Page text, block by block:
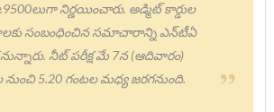
నిర్ణయించారు. అడ్మిట్‌ కార్డుల
సంబంధించిన సమాచారాన్ని ఎన్‌టీఏ
నీట్ పరీక్ష మే 7న (ఆదివారం)
5.20 గంటల మధ్య జరగనుంది.